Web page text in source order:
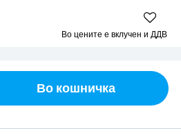
Во цените е вклучен и ДДВ
Во кошничка